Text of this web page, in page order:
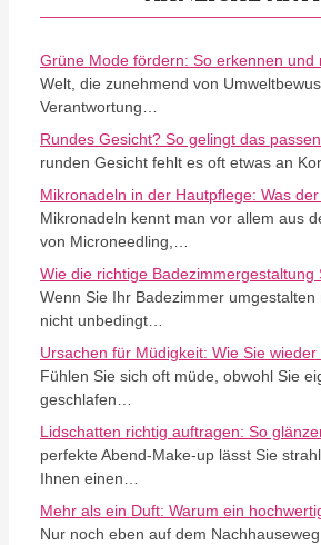
Grüne Mode fördern: So erkennen
Welt, die zunehmend von
Verantwortung…
Rundes Gesicht? So gelingt das
runden Gesicht fehlt es oft etwas an
Mikronadeln in der Hautpflege: Was
Mikronadeln kennt man vor allem aus
von Microneedling,…
Wie die richtige
Wenn Sie Ihr Badezimmer
nicht unbedingt…
Ursachen für Müdigkeit: Wie Sie
Fühlen Sie sich oft müde, obwohl Sie
geschlafen…
Lidschatten richtig auftragen: So
perfekte Abend-Make-up lässt Sie
Ihnen einen…
Mehr als ein Duft: Warum ein
Nur noch eben auf dem